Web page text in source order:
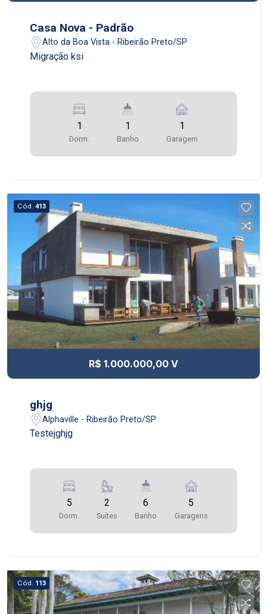
Casa Nova - Padrão
Alto da Boa Vista - Ribeirão Preto/SP
Migração ksi
1
Dorm.
1
Banho
1
Garagem
Cód. 413
R$ 1.000.000,00 V
ghjg
Alphaville - Ribeirão Preto/SP
Testejghjg
5
Dorm.
2
Suítes
6
Banho
5
Garagens
Cód. 113